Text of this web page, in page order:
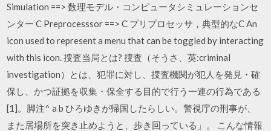
Simulation ==> 数理モデル・コンピュータシミュレーションセ
ンター C Preprocesssor ==> C プリプロセッサ，典型的なC An
icon used to represent a menu that can be toggled by interacting
with this icon. 捜査当局とは? 捜査（そうさ、英:criminal
investigation）とは、犯罪に対し、捜査機関が犯人を発見・確
保し、かつ証拠を収集・保全する目的で行う一連の行為である
[1]。脚注^ a b ひろゆきが帰国したらしい。警視庁の刑事が、
また居場所を突き止めようと、歩き回っている」。 こんな情報